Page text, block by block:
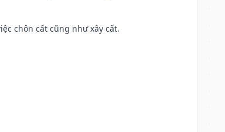
chôn cất cũng như xây cất.